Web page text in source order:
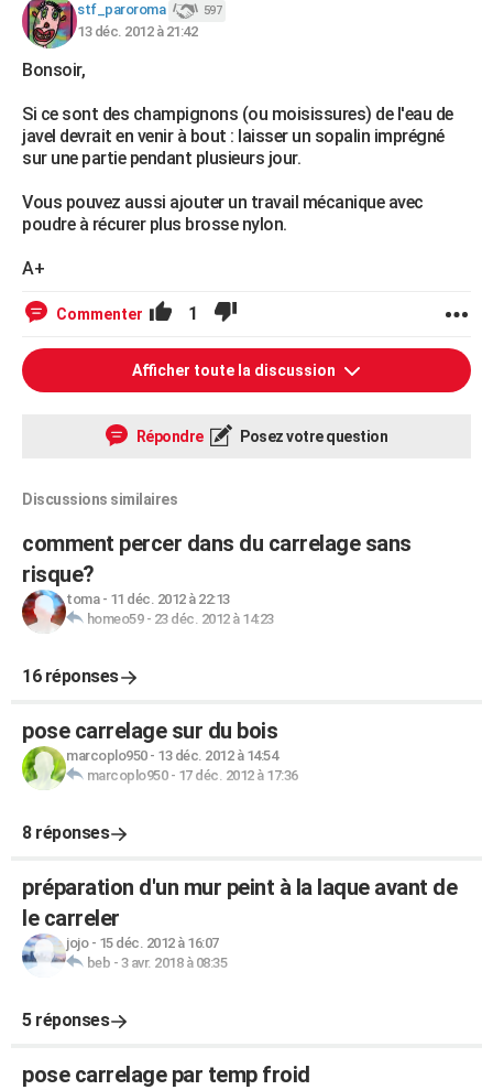
stf_paroroma 597
13 déc. 2012 à 21:42
Bonsoir,
Si ce sont des champignons (ou moisissures) de l'eau de
javel devrait en venir à bout : laisser un sopalin imprégné
sur une partie pendant plusieurs jour.
Vous pouvez aussi ajouter un travail mécanique avec
poudre à récurer plus brosse nylon.
A+
Commenter 1
Afficher toute la discussion
Répondre Posez votre question
Discussions similaires
comment percer dans du carrelage sans
risque?
toma- 11 déc. 2012 à 22:13
homeo59- 23 déc. 2012 à 14:23
16 réponses
pose carrelage sur du bois
marcoplo950- 13 déc. 2012 à 14:54
marcoplo950- 17 déc. 2012 à 17:36
8 réponses
préparation d'un mur peint à la laque avant de
le carreler
jojo- 15 déc. 2012 à 16:07
beb - 3 avr. 2018 à 08:35
5 réponses
pose carrelage par temp froid